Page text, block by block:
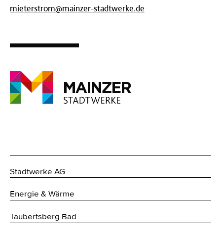
mieterstrom@mainzer-stadtwerke.de
Stadtwerke AG
Energie & Wärme
Taubertsberg Bad